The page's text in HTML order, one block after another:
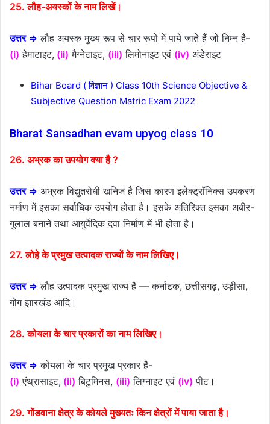
25. लौह-अयस्कों के नाम लिखें।
उत्तर ⇒ लौह अयस्क मुख्य रूप से चार रूपों में पाये जाते हैं जो निम्न है-
(i) हेमाटाइट, (ii) मैग्नेटाइट, (iii) लिमोनाइट एवं (iv) अंडेराइट
Bihar Board ( विज्ञान ) Class 10th Science Objective &
Subjective Question Matric Exam 2022
Bharat Sansadhan evam upyog class 10
26. अभ्रक का उपयोग क्या है ?
उत्तर ⇒ अभ्रक विद्युतरोधी खनिज है जिस कारण इलेक्ट्रॉनिक्स उपकरण
नर्माण में इसका सर्वाधिक उपयोग होता है। इसके अतिरिक्त इसका अबीर-
गुलाल बनाने तथा आयुर्वेदिक दवा निर्माण में भी होता है।
27. लोहे के प्रमुख उत्पादक राज्यों के नाम लिखिए।
उत्तर ⇒ लौह उत्पादक प्रमुख राज्य हैं — कर्नाटक, छत्तीसगढ़, उड़ीसा,
गोग झारखंड आदि।
28. कोयला के चार प्रकारों का नाम लिखिए।
उत्तर ⇒ कोयला के चार प्रमुख प्रकार हैं-
(i) एंथ्रासाइट, (ii) बिटुमिनस, (iii) लिग्नाइट एवं (iv) पीट।
29. गोंडवाना क्षेत्र के कोयले मुख्यतः किन क्षेत्रों में पाया जाता है।